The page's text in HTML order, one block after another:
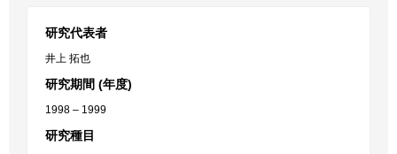
研究代表者
井上 拓也
研究期間 (年度)
1998 – 1999
研究種目